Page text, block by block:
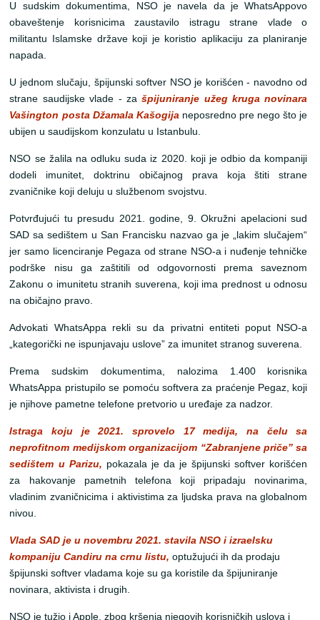
U sudskim dokumentima, NSO je navela da je WhatsAppovo
obaveštenje korisnicima zaustavilo istragu strane vlade o
militantu Islamske države koji je koristio aplikaciju za planiranje
napada.
U jednom slučaju, špijunski softver NSO je korišćen - navodno od
strane saudijske vlade - zašpijuniranje užeg kruga novinara
Vašington posta Džamala Kašogijaneposredno pre nego što je
ubijen u saudijskom konzulatu u Istanbulu.
NSO se žalila na odluku suda iz 2020. koji je odbio da kompaniji
dodeli imunitet, doktrinu običajnog prava koja štiti strane
zvaničnike koji deluju u službenom svojstvu.
Potvrđujući tu presudu 2021. godine, 9. Okružni apelacioni sud
SAD sa sedištem u San Francisku nazvao ga je „lakim slučajem“
jer samo licenciranje Pegaza od strane NSO-a i nuđenje tehničke
podrške nisu ga zaštitili od odgovornosti prema saveznom
Zakonu o imunitetu stranih suverena, koji ima prednost u odnosu
na običajno pravo.
Advokati WhatsAppa rekli su da privatni entiteti poput NSO-a
„kategorički ne ispunjavaju uslove” za imunitet stranog suverena.
Prema sudskim dokumentima, nalozima 1.400 korisnika
WhatsAppa pristupilo se pomoću softvera za praćenje Pegaz, koji
je njihove pametne telefone pretvorio u uređaje za nadzor.
Istraga koju je 2021. sprovelo 17 medija, na čelu sa
neprofitnom medijskom organizacijom “Zabranjene priče” sa
sedištem u Parizu, pokazala je da je špijunski softver korišćen
za hakovanje pametnih telefona koji pripadaju novinarima,
vladinim zvaničnicima i aktivistima za ljudska prava na globalnom
nivou.
Vlada SAD je u novembru 2021. stavila NSO i izraelsku
kompaniju Candiru na crnu listu, optužujući ih da prodaju
špijunski softver vladama koje su ga koristile da špijuniranje
novinara, aktivista i drugih.
NSO je tužio i Apple, zbog kršenja njegovih korisničkih uslova i